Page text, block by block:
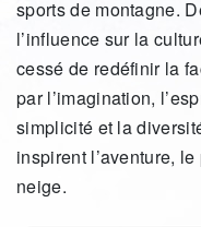
sports de montagne.
l’influence sur la
cessé de redéfinir la
par l’imagination,
simplicité et la
inspirent l’aventure,
neige.